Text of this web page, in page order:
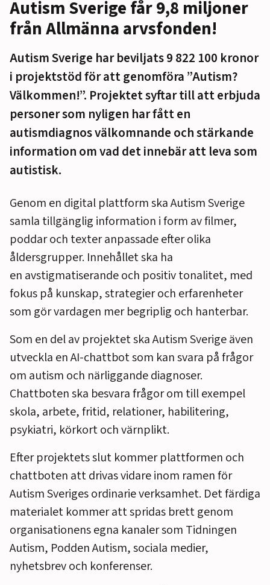
Autism Sverige får 9,8 miljoner
från Allmänna arvsfonden!
Autism Sverige har beviljats 9 822 100 kronor
i projektstöd för att genomföra ”Autism?
Välkommen!”. Projektet syftar till att erbjuda
personer som nyligen har fått en
autismdiagnos välkomnande och stärkande
information om vad det innebär att leva som
autistisk.
Genom en digital plattform ska Autism Sverige
samla tillgänglig information i form av filmer,
poddar och texter anpassade efter olika
åldersgrupper. Innehållet ska ha
en avstigmatiserande och positiv tonalitet, med
fokus på kunskap, strategier och erfarenheter
som gör vardagen mer begriplig och hanterbar.
Som en del av projektet ska Autism Sverige även
utveckla en AI-chattbot som kan svara på frågor
om autism och närliggande diagnoser.
Chattboten ska besvara frågor om till exempel
skola, arbete, fritid, relationer, habilitering,
psykiatri, körkort och värnplikt.
Efter projektets slut kommer plattformen och
chattboten att drivas vidare inom ramen för
Autism Sveriges ordinarie verksamhet. Det färdiga
materialet kommer att spridas brett genom
organisationens egna kanaler som Tidningen
Autism, Podden Autism, sociala medier,
nyhetsbrev och konferenser.